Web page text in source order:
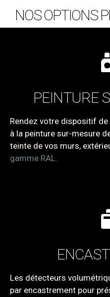
NOS OPTIONS
PEINTURE
Rendez votre dispositif
à la peinture sur-mesure
teinte de vos murs,
gamme RAL.
Les détecteurs
par encastrement pour